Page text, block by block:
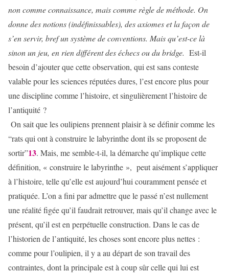
non comme connaissance, mais comme règle de méthode. On
donne des notions (indéfinissables), des axiomes et la façon de
s’en servir, bref un système de conventions. Mais qu’est-ce là
sinon un jeu, en rien différent des échecs ou du bridge. Est-il
besoin d’ajouter que cette observation, qui est sans conteste
valable pour les sciences réputées dures, l’est encore plus pour
une discipline comme l’histoire, et singulièrement l’histoire de
l’antiquité ?
On sait que les oulipiens prennent plaisir à se définir comme les
“rats qui ont à construire le labyrinthe dont ils se proposent de
sortir”13. Mais, me semble-t-il, la démarche qu’implique cette
définition, « construire le labyrinthe », peut aisément s’appliquer
à l’histoire, telle qu’elle est aujourd’hui couramment pensée et
pratiquée. L’on a fini par admettre que le passé n’est nullement
une réalité figée qu’il faudrait retrouver, mais qu’il change avec le
présent, qu’il est en perpétuelle construction. Dans le cas de
l’historien de l’antiquité, les choses sont encore plus nettes :
comme pour l’oulipien, il y a au départ de son travail des
contraintes, dont la principale est à coup sûr celle qui lui est